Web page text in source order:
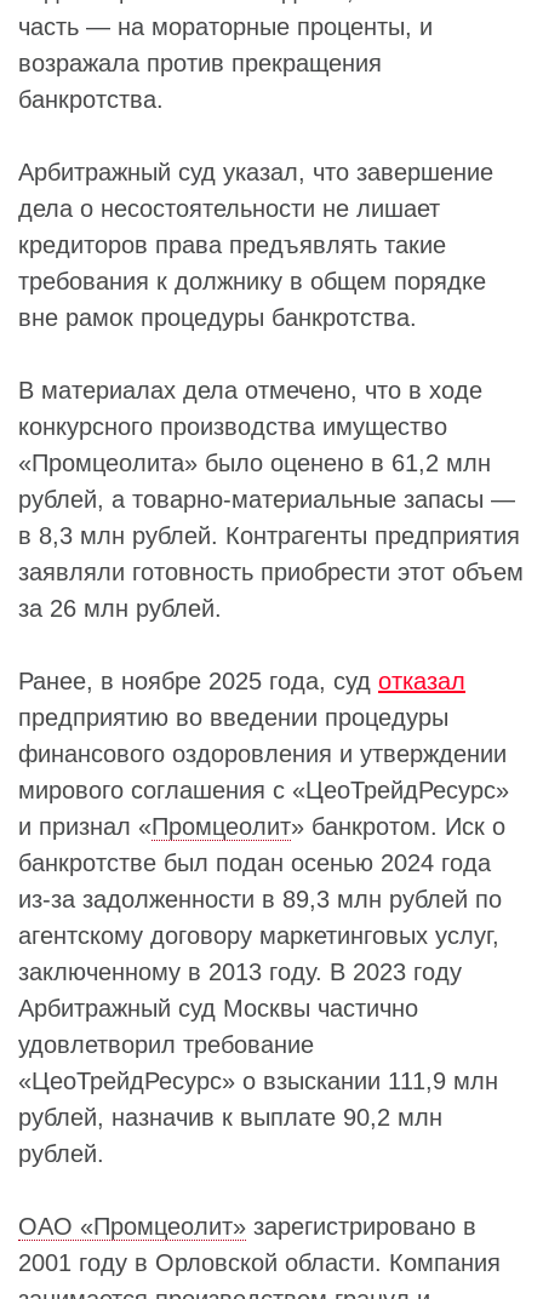
часть — на мораторные проценты, и
возражала против прекращения
банкротства.
Арбитражный суд указал, что завершение
дела о несостоятельности не лишает
кредиторов права предъявлять такие
требования к должнику в общем порядке
вне рамок процедуры банкротства.
В материалах дела отмечено, что в ходе
конкурсного производства имущество
«Промцеолита» было оценено в 61,2 млн
рублей, а товарно-материальные запасы —
в 8,3 млн рублей. Контрагенты предприятия
заявляли готовность приобрести этот объем
за 26 млн рублей.
Ранее, в ноябре 2025 года, суд отказал
предприятию во введении процедуры
финансового оздоровления и утверждении
мирового соглашения с «ЦеоТрейдРесурс»
и признал «Промцеолит» банкротом. Иск о
банкротстве был подан осенью 2024 года
из-за задолженности в 89,3 млн рублей по
агентскому договору маркетинговых услуг,
заключенному в 2013 году. В 2023 году
Арбитражный суд Москвы частично
удовлетворил требование
«ЦеоТрейдРесурс» о взыскании 111,9 млн
рублей, назначив к выплате 90,2 млн
рублей.
ОАО «Промцеолит» зарегистрировано в
2001 году в Орловской области. Компания